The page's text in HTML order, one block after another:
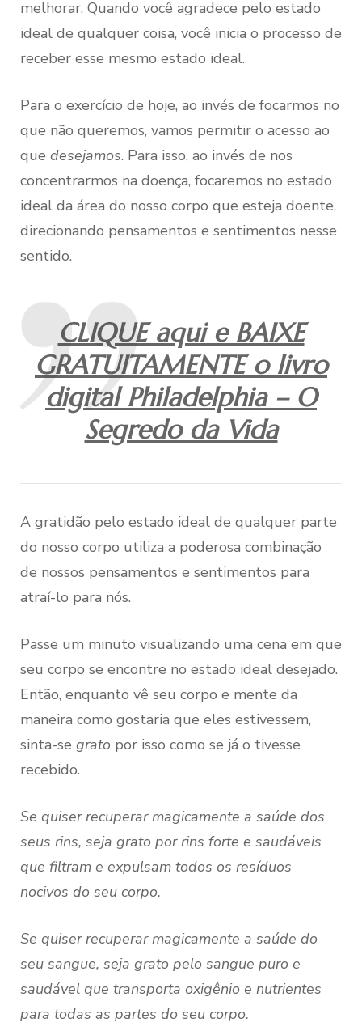
melhorar. Quando você agradece pelo estado
ideal de qualquer coisa, você inicia o processo de
receber esse mesmo estado ideal.
Para o exercício de hoje, ao invés de focarmos no
que não queremos, vamos permitir o acesso ao
que desejamos. Para isso, ao invés de nos
concentrarmos na doença, focaremos no estado
ideal da área do nosso corpo que esteja doente,
direcionando pensamentos e sentimentos nesse
sentido.
CLIQUE aqui e BAIXE
GRATUITAMENTE o livro
digital Philadelphia – O
Segredo da Vida
A gratidão pelo estado ideal de qualquer parte
do nosso corpo utiliza a poderosa combinação
de nossos pensamentos e sentimentos para
atraí-lo para nós.
Passe um minuto visualizando uma cena em que
seu corpo se encontre no estado ideal desejado.
Então, enquanto vê seu corpo e mente da
maneira como gostaria que eles estivessem,
sinta-se grato por isso como se já o tivesse
recebido.
Se quiser recuperar magicamente a saúde dos
seus rins, seja grato por rins forte e saudáveis
que filtram e expulsam todos os resíduos
nocivos do seu corpo.
Se quiser recuperar magicamente a saúde do
seu sangue, seja grato pelo sangue puro e
saudável que transporta oxigênio e nutrientes
para todas as partes do seu corpo.